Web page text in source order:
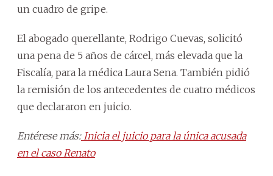
un cuadro de gripe.
El abogado querellante, Rodrigo Cuevas, solicitó
una pena de 5 años de cárcel, más elevada que la
Fiscalía, para la médica Laura Sena. También pidió
la remisión de los antecedentes de cuatro médicos
que declararon en juicio.
Entérese más:Inicia el juicio para la única acusada
en el caso Renato